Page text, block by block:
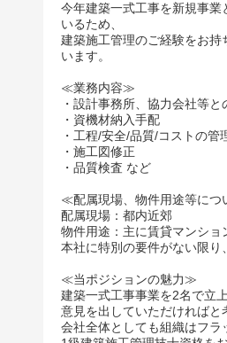
今年建築一式工事を新規事
いるため、
建築施工管理のご経験をお
います。
≪業務内容≫
・設計事務所、協力会社等と
・資機材納入手配
・工程/安全/品質/コストの管
・施工図修正
・品質検査 など
≪配属現場、物件用途等に
配属現場：都内近郊
物件用途：主に賃貸マンショ
本社に特別の要件がない限り
≪当ポジションの魅力≫
建築一式工事事業を2名で立
意見を出していただければと
会社全体としても組織はフラ